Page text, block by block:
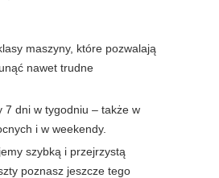
maszyny, które pozwalają
nawet trudne
7 dni w tygodniu – także w
i w weekendy.
szybką i przejrzystą
poznasz jeszcze tego